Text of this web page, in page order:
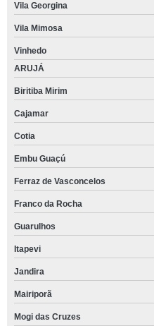
Vila Georgina
Vila Mimosa
Vinhedo
ARUJÁ
Biritiba Mirim
Cajamar
Cotia
Embu Guaçú
Ferraz de Vasconcelos
Franco da Rocha
Guarulhos
Itapevi
Jandira
Mairiporã
Mogi das Cruzes